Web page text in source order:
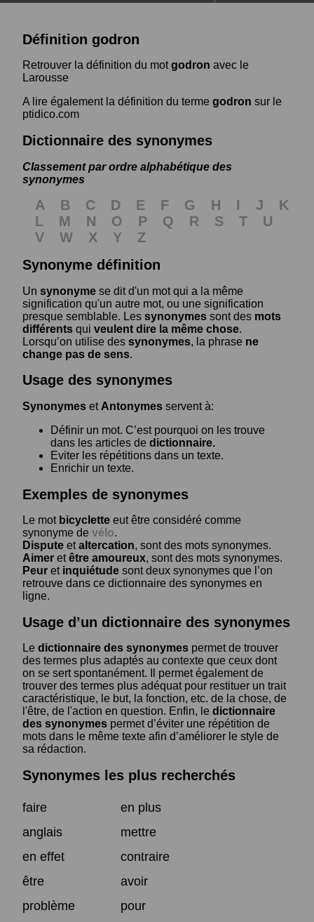
Définition godron
Retrouver la définition du motgodron avec le
Larousse
A lire également la définition du terme godron sur le
ptidico.com
Dictionnaire des synonymes
Classement par ordre alphabétique des
synonymes
A B C D E F G H I J
K
L
M N O P Q R S T
U
V
W X Y
Z
Synonyme définition
Un synonyme se dit d'un mot qui a la même
signification qu'un autre mot, ou une signification
presque semblable. Les synonymes sont des mots
différents qui veulent dire la même chose.
Lorsqu’on utilise des synonymes, la phrase ne
change pas de sens.
Usage des synonymes
Synonymes et Antonymes servent à:
Définir un mot. C’est pourquoi on les trouve
dans les articles de dictionnaire.
Eviter les répétitions dans un texte.
Enrichir un texte.
Exemples de synonymes
Le mot bicyclette eut être considéré comme
synonyme de vélo.
Dispute etaltercation, sont des mots synonymes.
Aimer etêtre amoureux, sont des mots synonymes.
Peur et inquiétude sont deux synonymes que l’on
retrouve dans ce dictionnaire des synonymes en
ligne.
Usage d’un dictionnaire des synonymes
Le dictionnaire des synonymes permet de trouver
des termes plus adaptés au contexte que ceux dont
on se sert spontanément. Il permet également de
trouver des termes plus adéquat pour restituer un trait
caractéristique, le but, la fonction, etc. de la chose, de
l'être, de l'action en question. Enfin, le dictionnaire
des synonymes permet d’éviter une répétition de
mots dans le même texte afin d’améliorer le style de
sa rédaction.
Synonymes les plus recherchés
faire
en plus
anglais
mettre
en effet
contraire
être
avoir
problème
pour